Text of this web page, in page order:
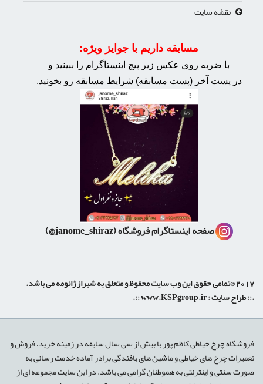
نقشه سایت
مسابقه داریم با جوایز ویژه:
با ضربه روی عکس زیر پیچ اینستاگرام را ببینید و
در پست آخر (پست مسابقه) شرایط مسابقه رو بخونید.
صفحه اینستاگرام فروشگاه(janome_shiraz@)
2017 ©تمامی حقوق این وب سایت محفوظ و متعلق به شیراز ژانومه می باشد.
.:: طراح سایت :www.KSPgroup.ir
::.
فروشگاه چرخ خیاطی کاظم پور با بیش از سی سال سابقه در زمینه خرید، فروش و
تعمیرات چرخ های خیاطی و ماشین های بافندگی برادر آماده خدمت رسانی به
صورت سنتی و اینترنتی به هموطنان گرامی می باشد. در این سایت مجموعه ای از